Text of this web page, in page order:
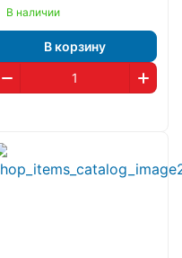
В наличии
В корзину